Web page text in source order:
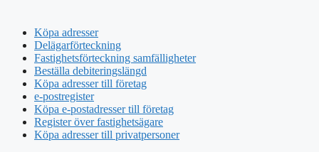
Köpa adresser
Delägarförteckning
Fastighetsförteckning samfälligheter
Beställa debiteringslängd
Köpa adresser till företag
e-postregister
Köpa e-postadresser till företag
Register över fastighetsägare
Köpa adresser till privatpersoner